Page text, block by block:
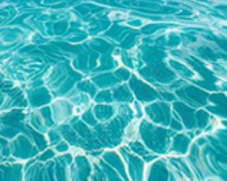
하고 받아들이는 가장